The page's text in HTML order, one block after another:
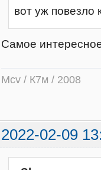
вот уж повезло
Самое
Mcv / К7м / 2008
2022-02-09